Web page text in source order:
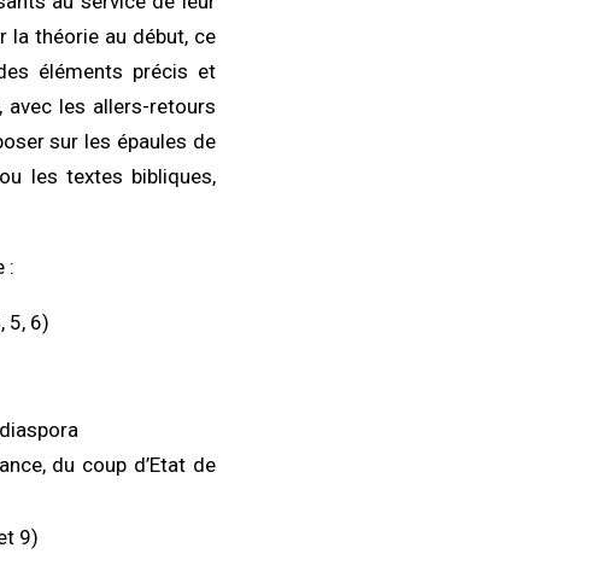
la théorie au début, ce
éléments précis et
avec les allers-retours
sur les épaules de
les textes bibliques,
:
5, 6)
du coup d’Etat de
9)